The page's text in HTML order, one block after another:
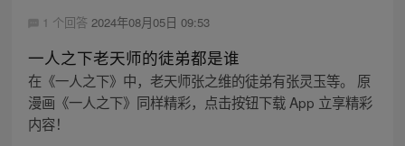
1 个回答 2024年08月05日 09:53
一人之下老天师的徒弟都是谁
在《一人之下》中，老天师张之维的徒弟有张灵玉等。 原
漫画《一人之下》同样精彩，点击按钮下载 App 立享精彩
内容！